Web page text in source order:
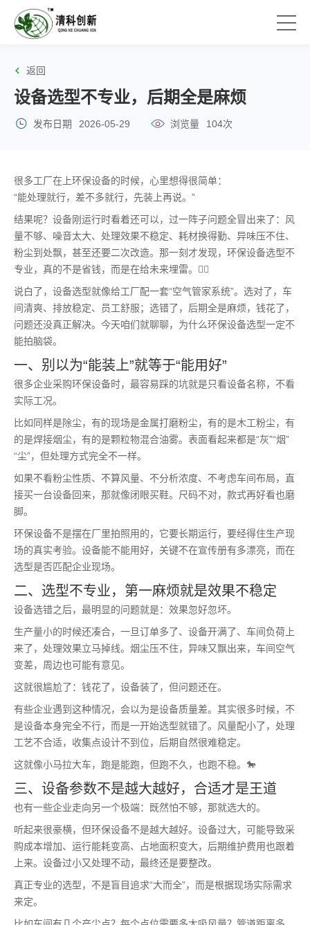
返回
设备选型不专业，后期全是麻烦
发布日期 2026-05-29 浏览量 104次
很多工厂在上环保设备的时候，心里想得很简单：
“能处理就行，差不多就行，先装上再说。”
结果呢？设备刚运行时看着还可以，过一阵子问题全冒出来了：风
量不够、噪音太大、处理效果不稳定、耗材换得勤、异味压不住、
粉尘到处飘，甚至还要二次改造。那一刻才发现，环保设备选型不
专业，真的不是省钱，而是在给未来埋雷。😵‍💫
说白了，设备选型就像给工厂配一套“空气管家系统”。选对了，车
间清爽、排放稳定、员工舒服；选错了，后期全是麻烦，钱花了，
问题还没真正解决。今天咱们就聊聊，为什么环保设备选型一定不
能拍脑袋。
一、别以为“能装上”就等于“能用好”
很多企业采购环保设备时，最容易踩的坑就是只看设备名称，不看
实际工况。
比如同样是除尘，有的现场是金属打磨粉尘，有的是木工粉尘，有
的是焊接烟尘，有的是颗粒物混合油雾。表面看起来都是“灰”“烟”
“尘”，但处理方式完全不一样。
如果不看粉尘性质、不算风量、不分析浓度、不考虑车间布局，直
接买一台设备回来，那就像闭眼买鞋。尺码不对，款式再好看也磨
脚。
环保设备不是摆在厂里拍照用的，它要长期运行，要经得住生产现
场的真实考验。设备能不能用好，关键不在宣传册有多漂亮，而在
选型是否匹配企业现场。
二、选型不专业，第一麻烦就是效果不稳定
设备选错之后，最明显的问题就是：效果忽好忽坏。
生产量小的时候还凑合，一旦订单多了、设备开满了、车间负荷上
来了，处理效果立马掉线。烟尘压不住，异味又飘出来，车间空气
变差，周边也可能有意见。
这就很尴尬了：钱花了，设备装了，但问题还在。
有些企业遇到这种情况，会以为是设备质量差。其实很多时候，不
是设备本身完全不行，而是一开始选型就错了。风量配小了，处理
工艺不合适，收集点设计不到位，后期自然很难稳定。
这就像小马拉大车，跑是能跑，但跑不久，也跑不稳。🐎
三、设备参数不是越大越好，合适才是王道
也有一些企业走向另一个极端：既然怕不够，那就选大的。
听起来很豪横，但环保设备不是越大越好。设备过大，可能导致采
购成本增加、运行能耗变高、占地面积变大，后期维护费用也跟着
上来。设备过小又处理不动，最终还是要整改。
真正专业的选型，不是盲目追求“大而全”，而是根据现场实际需求
来定。